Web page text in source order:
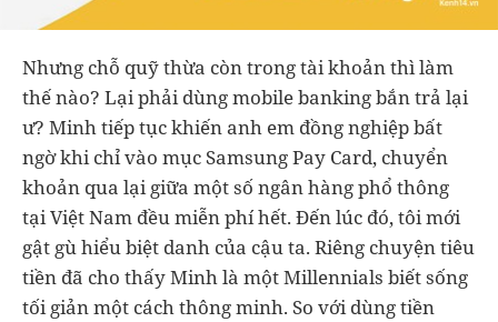
Nhưng chỗ quỹ thừa còn trong tài khoản thì làm
thế nào? Lại phải dùng mobile banking bắn trả lại
ư? Minh tiếp tục khiến anh em đồng nghiệp bất
ngờ khi chỉ vào mục Samsung Pay Card, chuyển
khoản qua lại giữa một số ngân hàng phổ thông
tại Việt Nam đều miễn phí hết. Đến lúc đó, tôi mới
gật gù hiểu biệt danh của cậu ta. Riêng chuyện tiêu
tiền đã cho thấy Minh là một Millennials biết sống
tối giản một cách thông minh. So với dùng tiền